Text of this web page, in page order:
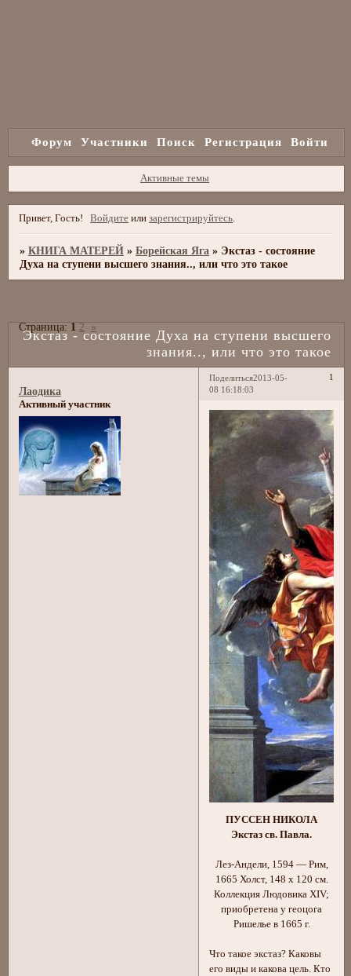
Форум Участники Поиск Регистрация Войти
Активные темы
Привет, Гость! Войдите илизарегистрируйтесь
»КНИГА МАТЕРЕЙ »Борейская Яга » Экстаз - состояние
Духа на ступени высшего знания.., или что это такое
Экстаз - состояние Духа на ступени высшего
знания.., или что это такое
Страница:1 2 »
Поделиться 1
2013-05-
08 16:18:03
Лаодика
Активный участник
ПУССЕН НИКОЛА
Экстаз св. Павла.
Лез-Андели, 1594 — Рим,
1665 Холст, 148 х 120 см.
Коллекция Людовика XIV;
приобретена у геоцога
Ришелье в 1665 г.
Что такое экстаз? Каковы
его виды и какова цель. Кто